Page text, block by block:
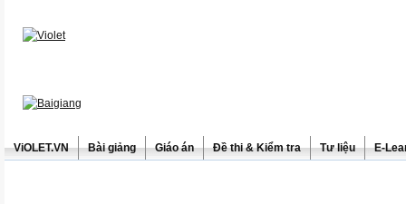
ViOLET.VN Bài giảng Giáo án Đề thi & Kiểm tra Tư liệu E-